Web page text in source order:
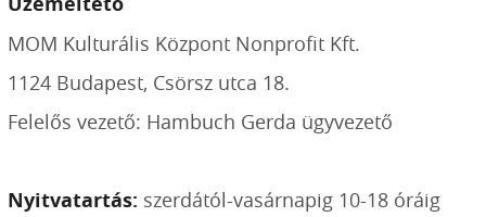
MOM Kulturális Központ Nonprofit Kft.
1124 Budapest, Csörsz utca 18.
Felelős vezető: Hambuch Gerda ügyvezető
Nyitvatartás: szerdától-vasárnapig 10-18 óráig